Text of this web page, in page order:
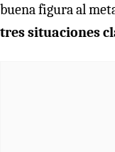
buena figura al
tres situaciones